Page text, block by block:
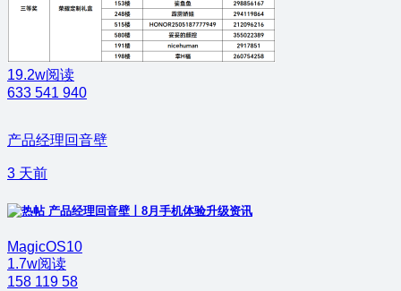
19.2w阅读
633 541 940
产品经理回音壁
3 天前
产品经理回音壁丨8月手机体验升级资讯
MagicOS10
1.7w阅读
158 119 58